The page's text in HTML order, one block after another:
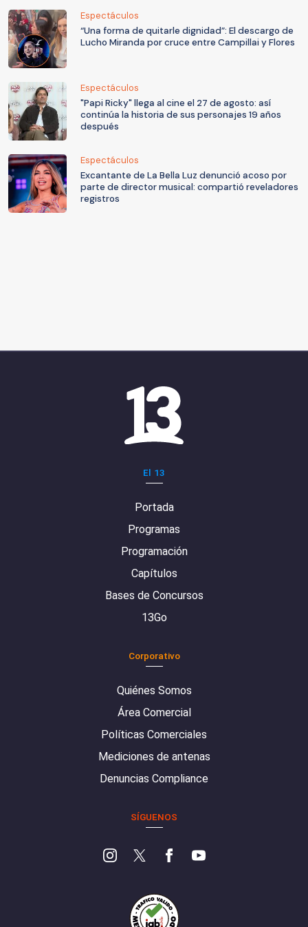
Espectáculos
“Una forma de quitarle dignidad”: El descargo de
Lucho Miranda por cruce entre Campillai y Flores
Espectáculos
"Papi Ricky" llega al cine el 27 de agosto: así
continúa la historia de sus personajes 19 años
después
Espectáculos
Excantante de La Bella Luz denunció acoso por
parte de director musical: compartió reveladores
registros
El 13
Portada
Programas
Programación
Capítulos
Bases de Concursos
13Go
Corporativo
Quiénes Somos
Área Comercial
Políticas Comerciales
Mediciones de antenas
Denuncias Compliance
SÍGUENOS